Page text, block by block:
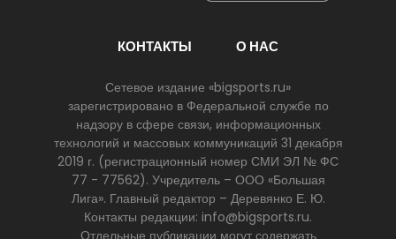
КОНТАКТЫ О НАС
Сетевое издание «bigsports.ru»
зарегистрировано в Федеральной службе по
надзору в сфере связи, информационных
технологий и массовых коммуникаций 31 декабря
2019 г. (регистрационный номер СМИ ЭЛ № ФС
77 - 77562). Учредитель – ООО «Большая
Лига». Главный редактор – Деревянко Е. Ю.
Контакты редакции: info@bigsports.ru.
Отдельные публикации могут содержать